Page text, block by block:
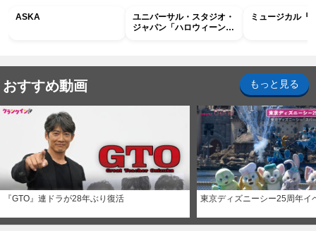
ASKA
ユニバーサル・スタジオ・
ジャパン「ハロウィーン・
ミュージカル『
おすすめ動画 もっと見る
『GTO』連ドラが28年ぶり復活 東京ディズニーシー25周年イ